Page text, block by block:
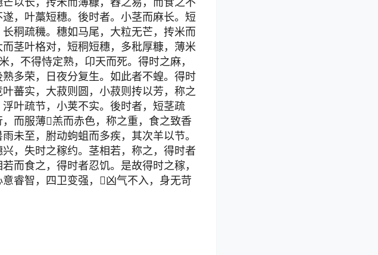
，叶藁短穗。後时者。小茎而麻长。短
秱疏穖。穗如马尾，大粒无芒，抟米而
茎叶格对，短秱短穗，多秕厚糠，薄米
不得恃定熟，卬天而死。得时之麻，
多荣，日夜分复生。如此者不蝗。得时
蕃实，大菽则圆，小菽则抟以芳，称之
叶疏节，小荚不实。後时者，短茎疏
而服薄羔而赤色，称之重，食之致香
未至，胕动蚼蛆而多疾，其次羊以节。
，失时之稼约。茎相若，称之，得时者
而食之，得时者忍饥。是故得时之稼，
睿智，四卫变强，凶气不入，身无苛